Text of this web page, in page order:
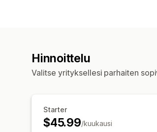
Hinnoittelu
Valitse yrityksellesi parhaiten
Starter
$45.99/kuukausi